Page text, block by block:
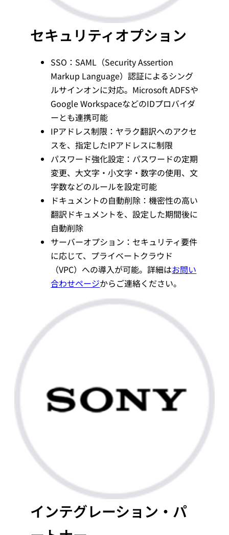
セキュリティオプション
SSO：SAML（Security Assertion
Markup Language）認証によるシング
ルサインオンに対応。Microsoft ADFSや
Google WorkspaceなどのIDプロバイダ
ーとも連携可能
IPアドレス制限：ヤラク翻訳へのアクセ
スを、指定したIPアドレスに制限
パスワード強化設定：パスワードの定期
変更、大文字・小文字・数字の使用、文
字数などのルールを設定可能
ドキュメントの自動削除：機密性の高い
翻訳ドキュメントを、設定した期間後に
自動削除
サーバーオプション：セキュリティ要件
に応じて、プライベートクラウド
（VPC）への導入が可能。詳細はお問い
合わせページからご連絡ください。
インテグレーション・パ